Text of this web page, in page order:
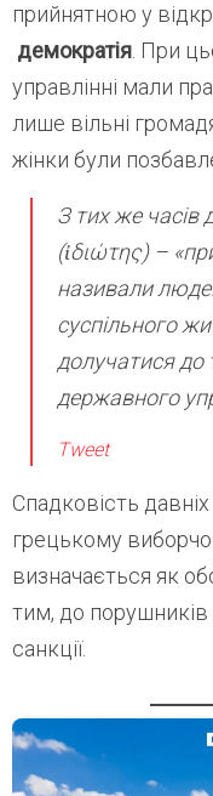
прийнятною у
демократія . При
управлінні мали
лише вільні
жінки були
З тих же часів
(ἰδιώτης) –
називали
суспільного
долучатися до
державного
Tweet
Спадковість
грецькому
визначається як
тим, до
санкції.